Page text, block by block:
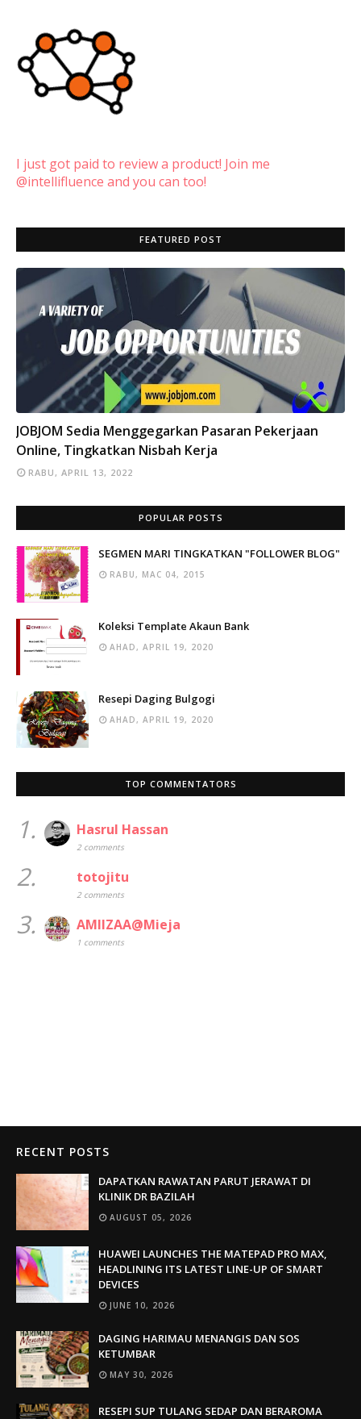
I just got paid to review a product! Join me
@intellifluence and you can too!
FEATURED POST
INFO
JOBJOM Sedia Menggegarkan Pasaran Pekerjaan
Online, Tingkatkan Nisbah Kerja
RABU, APRIL 13, 2022
POPULAR POSTS
SEGMEN MARI TINGKATKAN "FOLLOWER BLOG"
RABU, MAC 04, 2015
Koleksi Template Akaun Bank
AHAD, APRIL 19, 2020
Resepi Daging Bulgogi
AHAD, APRIL 19, 2020
TOP COMMENTATORS
1. Hasrul Hassan
2 comments
2. totojitu
2 comments
3. AMIIZAA@Mieja
1 comments
RECENT POSTS
DAPATKAN RAWATAN PARUT JERAWAT DI
KLINIK DR BAZILAH
AUGUST 05, 2026
HUAWEI LAUNCHES THE MATEPAD PRO MAX,
HEADLINING ITS LATEST LINE-UP OF SMART
DEVICES
JUNE 10, 2026
DAGING HARIMAU MENANGIS DAN SOS
KETUMBAR
MAY 30, 2026
RESEPI SUP TULANG SEDAP DAN BERAROMA